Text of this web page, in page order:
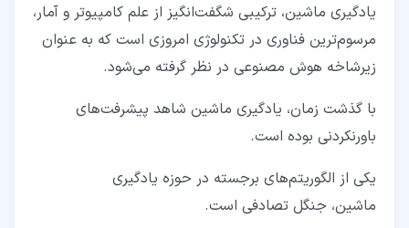
۲‏-‏۱‏- تعریف و به وجود آوردن درختان تصمیم‌گیری
۲‏-‏۲‏- انتخاب ویژگی تصادفی
۲‏-‏۳‏- Bagging یا Bootstrap Aggregating
۲‏-‏۴‏- تصمیم گیری و رای گیری
۳‏- ویژگی‌های کلیدی جنگل تصادفی
یادگیری ماشین، ترکیبی شگفت‌انگیز از علم کامپیوتر و آمار،
مرسوم‌ترین فناوری در تکنولوژی امروزی است که به‌ عنوان
زیرشاخه هوش مصنوعی در نظر گرفته می‌شود.
با گذشت زمان، یادگیری ماشین شاهد پیشرفت‌های
باورنکردنی بوده است.
یکی از الگوریتم‌های برجسته در حوزه یادگیری
ماشین، جنگل تصادفی است.